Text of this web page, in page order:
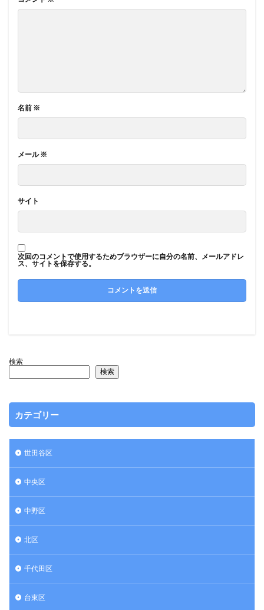
名前 ※
メール※
サイト
次回のコメントで使用するためブラウザーに自分の名前、メールアドレ
ス、サイトを保存する。
検索
検索
カテゴリー
世田谷区
中央区
中野区
北区
千代田区
台東区